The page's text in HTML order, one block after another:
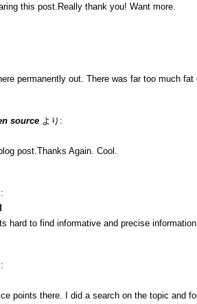
this post.Really thank you! Want more.
permanently out. There was far too much fat
source より:
post.Thanks Again. Cool.
hard to find informative and precise
points there. I did a search on the topic and